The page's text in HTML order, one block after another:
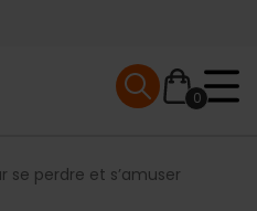
0
Mobile menu
se perdre et s’amuser